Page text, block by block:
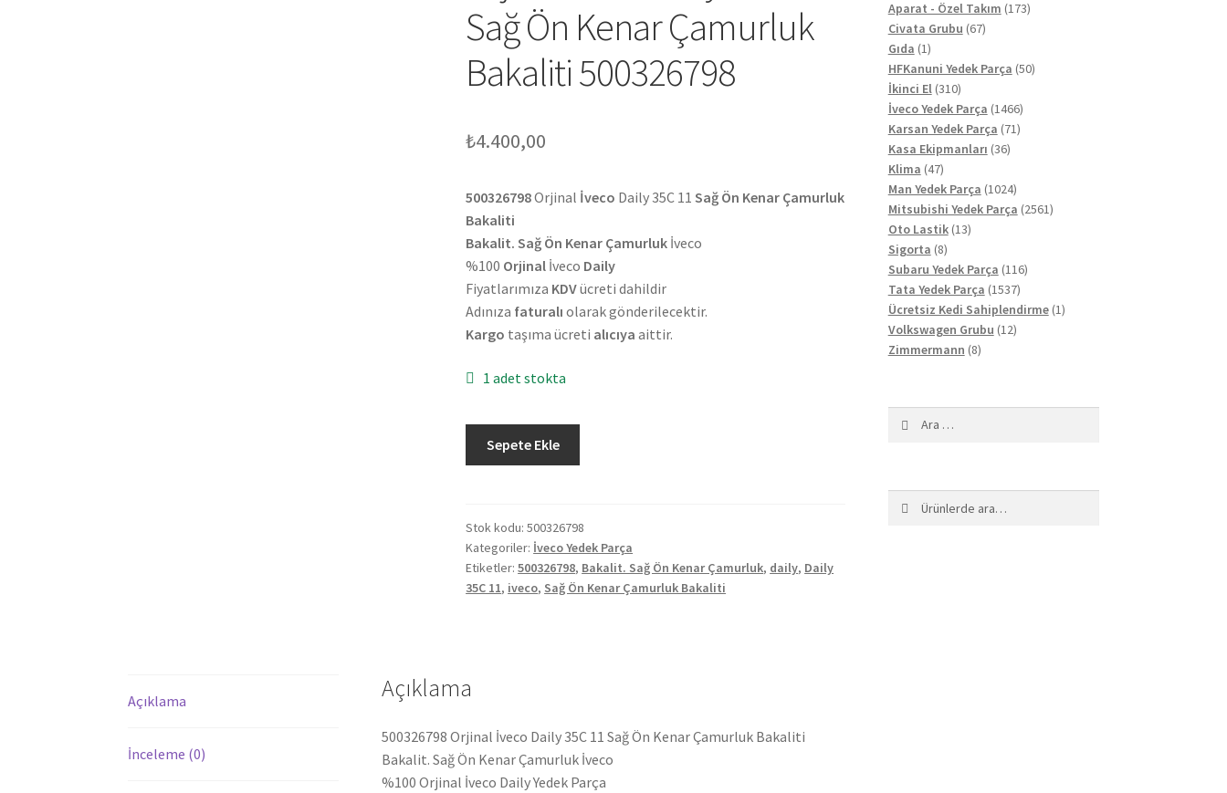
Sağ Ön Kenar Çamurluk
Bakaliti 500326798
₺4.400,00
500326798Orjinal İveco Daily 35C 11Sağ Ön Kenar Çamurluk
Bakaliti
Bakalit. Sağ Ön Kenar Çamurluk İveco
%100 Orjinal İveco Daily
Fiyatlarımıza KDVücreti dahildir
Adınıza faturalı olarak gönderilecektir.
Kargo taşıma ücreti alıcıya aittir.
1 adet stokta
11
Sağ
Ön
Kenar
adet
Sepete Ekle
Stok kodu:500326798
Kategoriler: İveco Yedek Parça
Etiketler:500326798, Bakalit. Sağ Ön Kenar Çamurluk, daily, Daily
35C 11, iveco, Sağ Ön Kenar Çamurluk Bakaliti
Açıklama
İnceleme (0)
Açıklama
500326798 Orjinal İveco Daily 35C 11 Sağ Ön Kenar Çamurluk Bakaliti
Bakalit. Sağ Ön Kenar Çamurluk İveco
%100 Orjinal İveco Daily Yedek Parça
ürün
Aparat - Özel Takım 173173
Civata Grubu 6767
Gıda 11
ürün
HFKanuni Yedek Parça 5050
İkinci El 310310
ürün
İveco Yedek Parça 14661466
ürün
Karsan Yedek Parça 7171
Kasa Ekipmanları 3636
Klima 4747
ürün
Man Yedek Parça 10241024
ürün
Mitsubishi Yedek Parça 25612561
Oto Lastik 1313
Sigorta 88
ürün
Subaru Yedek Parça 116116
Tata Yedek Parça 15371537
ürün
Ücretsiz Kedi Sahiplendirme 11
Volkswagen Grubu 1212
Zimmermann 88